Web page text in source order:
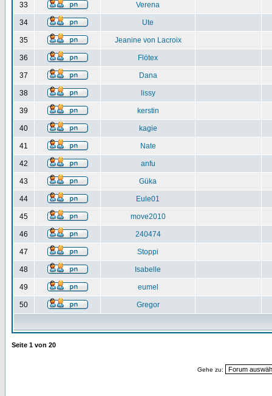
33 Verena
34 Ute
35 Jeanine von Lacroix
36 Flötex
37 Dana
38 lissy
39 kerstin
40 kagie
41 Nate
42 anfu
43 Güka
44 Eule01
45 move2010
46 240474
47 Stoppi
48 Isabelle
49 eumel
50 Gregor
Seite 1 von 20
Gehe zu: